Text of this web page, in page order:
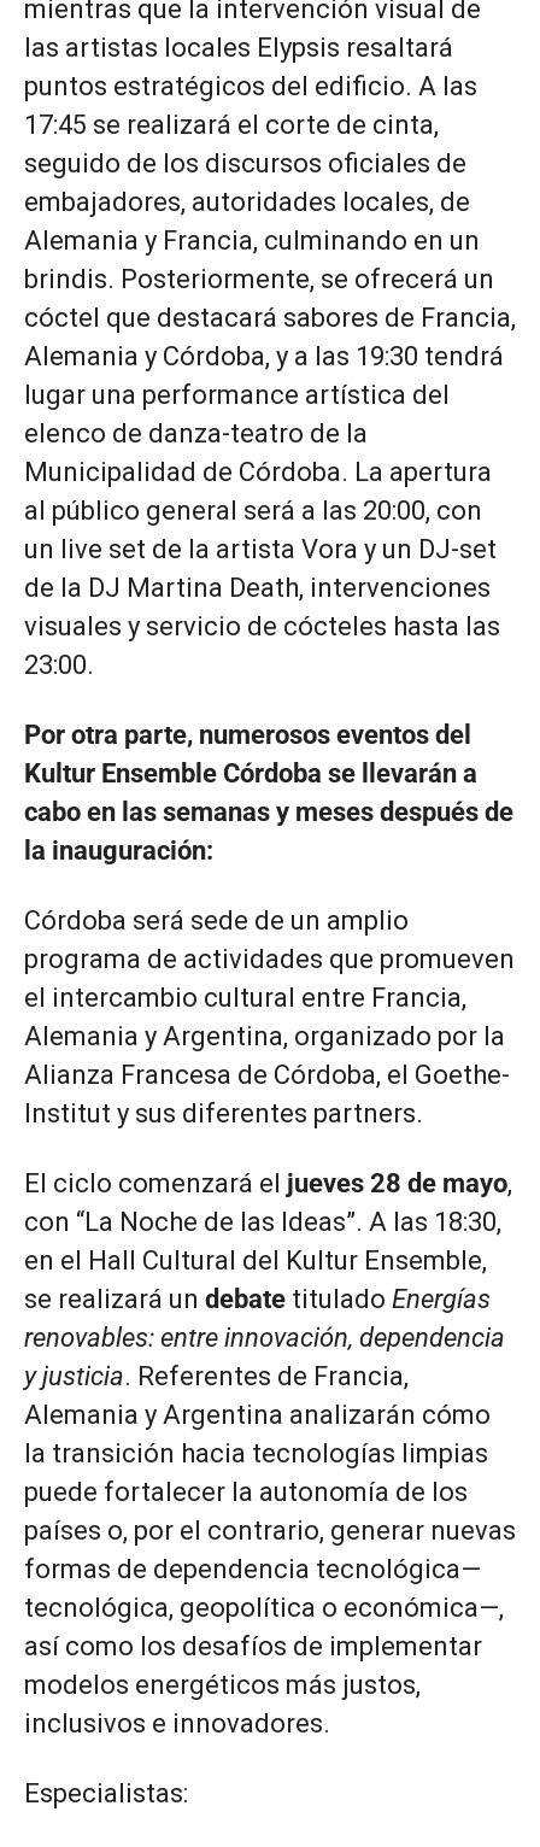
mientras que la intervención visual de
las artistas locales Elypsis resaltará
puntos estratégicos del edificio. A las
17:45 se realizará el corte de cinta,
seguido de los discursos oficiales de
embajadores, autoridades locales, de
Alemania y Francia, culminando en un
brindis. Posteriormente, se ofrecerá un
cóctel que destacará sabores de Francia,
Alemania y Córdoba, y a las 19:30 tendrá
lugar una performance artística del
elenco de danza-teatro de la
Municipalidad de Córdoba. La apertura
al público general será a las 20:00, con
un live set de la artista Vora y un DJ-set
de la DJ Martina Death, intervenciones
visuales y servicio de cócteles hasta las
23:00.
Por otra parte, numerosos eventos del
Kultur Ensemble Córdoba se llevarán a
cabo en las semanas y meses después de
la inauguración:
Córdoba será sede de un amplio
programa de actividades que promueven
el intercambio cultural entre Francia,
Alemania y Argentina, organizado por la
Alianza Francesa de Córdoba, el Goethe-
Institut y sus diferentes partners.
El ciclo comenzará el jueves 28 de mayo,
con “La Noche de las Ideas”. A las 18:30,
en el Hall Cultural del Kultur Ensemble,
se realizará un debate titulado Energías
renovables: entre innovación, dependencia
y justicia. Referentes de Francia,
Alemania y Argentina analizarán cómo
la transición hacia tecnologías limpias
puede fortalecer la autonomía de los
países o, por el contrario, generar nuevas
formas de dependencia tecnológica—
tecnológica, geopolítica o económica—,
así como los desafíos de implementar
modelos energéticos más justos,
inclusivos e innovadores.
Especialistas: